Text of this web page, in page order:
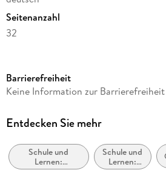
Kontrollgerät benötigt
Seitenanzahl
32
Reihe
Autor/Autorin
Verlag/Hersteller
Westermann Lernwelten
Barrierefreiheit
Keine Information zur
Entdecken Sie mehr
Schule und
Lernen:
Erstspracherwerb
Schule und
Lernen:
Lehrbücher